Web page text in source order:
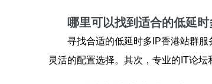
哪里可以找到适合的低延时
寻找合适的低延时多IP香港站群
灵活的配置选择。其次，专业的IT论